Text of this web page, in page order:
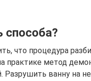
способа?
что процедура
практике метод
Разрушить ванну на